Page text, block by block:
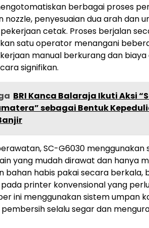
berbagai proses
nozzle, penyesuaian dua arah dan
cetak. Proses berjalan
satu operator menangani
manual berkurang dan
signifikan.
BRI Kanca Balaraja Ikuti Aksi
sebagai Bentuk
SC-G6030 menggunakan
yang mudah dirawat dan hanya
bahan habis pakai secara berkala,
printer konvensional yang
ini menggunakan sistem umpan
selalu segar dan